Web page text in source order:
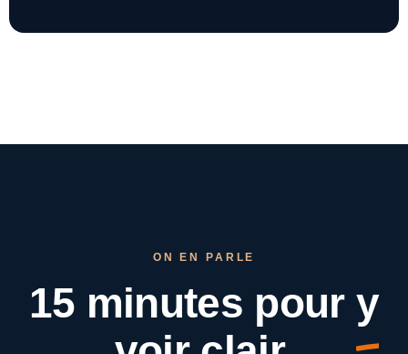
ON EN PARLE
15 minutes pour y